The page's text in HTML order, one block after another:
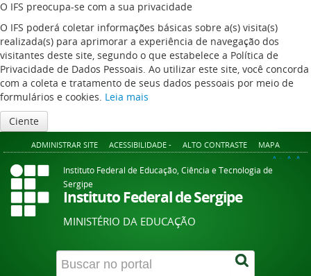
O IFS preocupa-se com a sua privacidade
O IFS poderá coletar informações básicas sobre a(s) visita(s)
realizada(s) para aprimorar a experiência de navegação dos
visitantes deste site, segundo o que estabelece a Política de
Privacidade de Dados Pessoais. Ao utilizar este site, você concorda
com a coleta e tratamento de seus dados pessoais por meio de
formulários e cookies. Leia mais
Ciente
ADMINISTRAR SITE ACESSIBILIDADE - ALTO CONTRASTE MAPA
A+ A A-
Instituto Federal de Educação, Ciência e Tecnologia de
Sergipe
Instituto Federal de Sergipe
MINISTÉRIO DA EDUCAÇÃO